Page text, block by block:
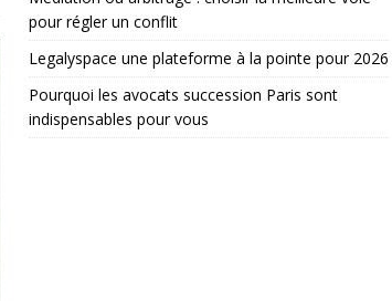
pour régler un conflit
Legalyspace une plateforme à la pointe pour 2026
Pourquoi les avocats succession Paris sont
indispensables pour vous